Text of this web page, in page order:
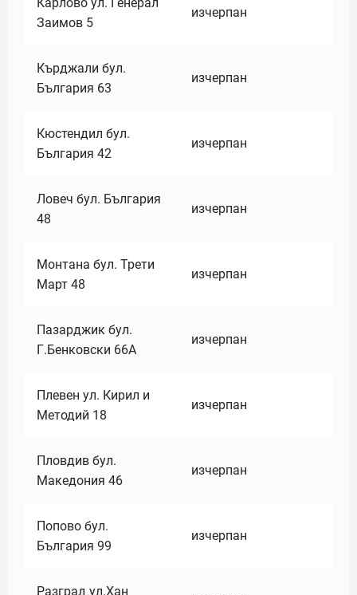
Заимов 5
изчерпан
Кърджали бул.
България 63
изчерпан
Кюстендил бул.
България 42
изчерпан
Ловеч бул. България
48
изчерпан
Монтана бул. Трети
Март 48
изчерпан
Пазарджик бул.
Г.Бенковски 66А
изчерпан
Плевен ул. Кирил и
Методий 18
изчерпан
Пловдив бул.
Македония 46
изчерпан
Попово бул.
България 99
изчерпан
Разград ул.Хан